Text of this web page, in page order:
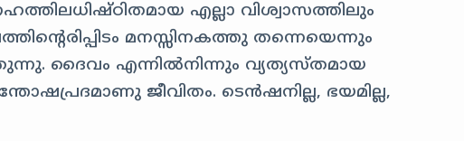
എല്ലാ വിശ്വാസത്തിലും
മനസ്സിനകത്തു തന്നെയെന്നും
ദൈവം എന്നില്‍നിന്നും വ്യത്യസ്തമായ
ജീവിതം. ടെന്‍ഷനില്ല, ഭയമില്ല,